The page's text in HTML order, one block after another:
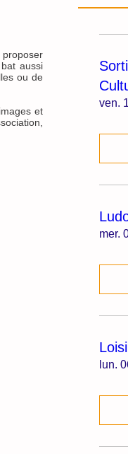
proposer
aussi
ou de
et
ven.
mer.
lun.